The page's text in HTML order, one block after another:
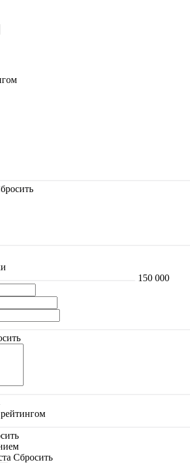
150 000
Сбросить